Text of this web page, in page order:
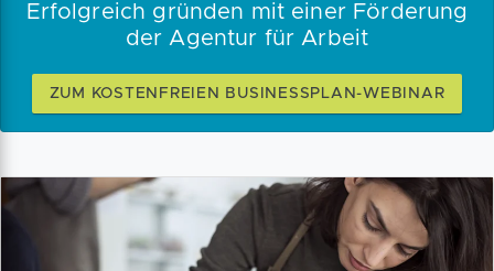
Erfolgreich gründen mit einer Förderung
der Agentur für Arbeit
ZUM KOSTENFREIEN BUSINESSPLAN-WEBINAR